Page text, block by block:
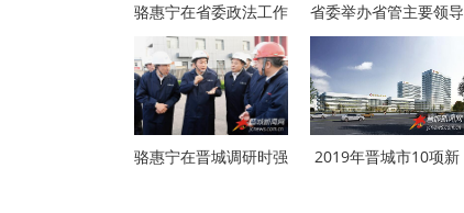
骆惠宁在省委政法工作 省委举办省管主要领导
骆惠宁在晋城调研时强
2019年晋城市10项新